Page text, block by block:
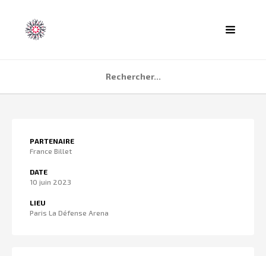
QUI SOMMES NOUS ?
PARTENAIRE
France Billet
DATE
10 juin 2023
LIEU
Paris La Défense Arena